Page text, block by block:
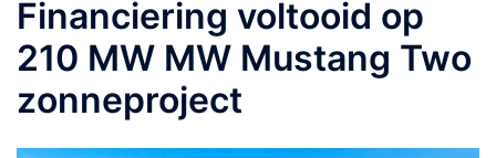
Financiering voltooid op
210 MW MW Mustang Two
zonneproject